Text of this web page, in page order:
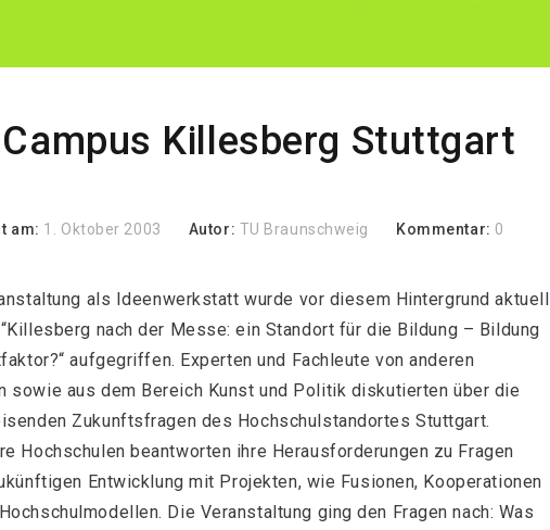
Killesberg Stuttgart
am: 1. Oktober 2003 Autor: TU Braunschweig Kommentar: 0
als Ideenwerkstatt wurde vor diesem Hintergrund aktuell
nach der Messe: ein Standort für die Bildung – Bildung
aufgegriffen. Experten und Fachleute von anderen
sowie aus dem Bereich Kunst und Politik diskutierten über die
Zukunftsfragen des Hochschulstandortes Stuttgart.
Hochschulen beantworten ihre Herausforderungen zu Fragen
Entwicklung mit Projekten, wie Fusionen, Kooperationen
Die Veranstaltung ging den Fragen nach: Was